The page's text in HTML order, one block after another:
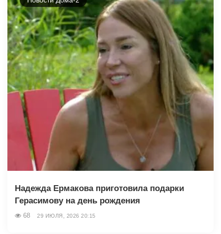
Надежда Ермакова приготовила подарки
Герасимову на день рождения
68 29 ИЮЛЯ, 2026 20:15